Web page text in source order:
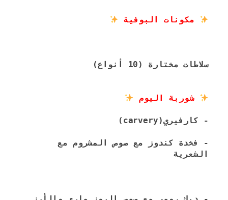
مكونات البوفية
سلاطات مختارة (10 أنواع)
شوربة اليوم
- كارفيري(carvery)
الشعرية